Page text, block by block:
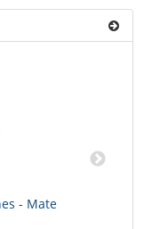
- Mate